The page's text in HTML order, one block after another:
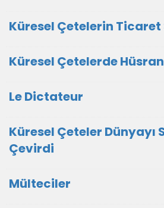
Küresel Çetelerin Ticaret
Küresel Çetelerde Hüsran
Le Dictateur
Küresel Çeteler Dünyayı
Çevirdi
Mülteciler